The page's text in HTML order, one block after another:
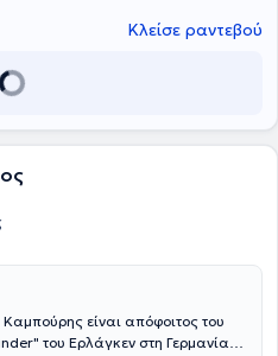
Κλείσε ραντεβού
είναι απόφοιτος του
του Ερλάγκεν στη Γερμανία